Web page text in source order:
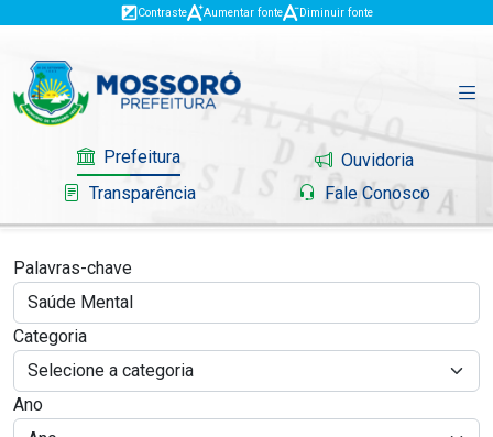
Contraste Aumentar fonte Diminuir fonte
Prefeitura
Ouvidoria
Transparência
Fale Conosco
Governo
Mossoró
Serviços
Palavras-chave
Categoria
Ano